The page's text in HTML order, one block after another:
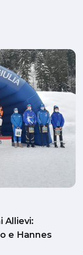
Allievi:
e Hannes